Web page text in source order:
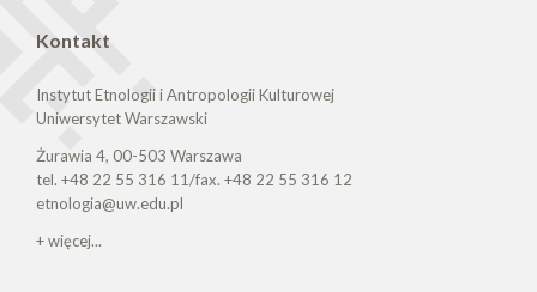
Kontakt
Instytut Etnologii i Antropologii Kulturowej
Uniwersytet Warszawski
Żurawia 4, 00-503 Warszawa
tel. +48 22 55 316 11/fax. +48 22 55 316 12
etnologia@uw.edu.pl
+ więcej...